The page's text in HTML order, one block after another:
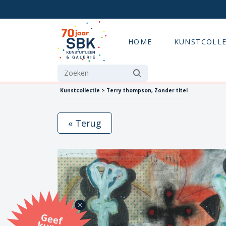
HOME
Kunstcollectie > Terry thompson, Zonder titel
G
eef
u
n
st
a
d
o
m
et
e SB
K
u
n
stb
o
n
« Terug